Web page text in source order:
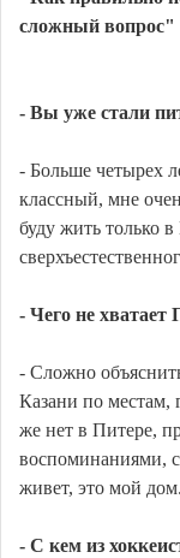
сложный вопрос"
- Вы уже стали
- Больше четырех
классный, мне
буду жить только
- Чего не хватает
- Сложно
Казани по местам,
же нет в Питере,
воспоминаниями,
живет, это мой дом.
- С кем из